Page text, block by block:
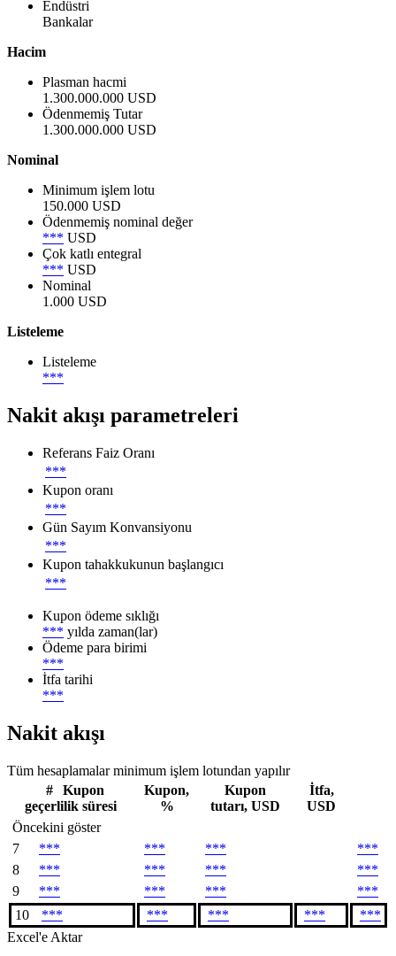
Endüstri
Bankalar
Hacim
Plasman hacmi
1.300.000.000 USD
Ödenmemiş Tutar
1.300.000.000 USD
Nominal
Minimum işlem lotu
150.000 USD
Ödenmemiş nominal değer
*** USD
Çok katlı entegral
*** USD
Nominal
1.000 USD
Listeleme
Listeleme
***
Nakit akışı parametreleri
Referans Faiz Oranı
***
Kupon oranı
***
Gün Sayım Konvansiyonu
***
Kupon tahakkukunun başlangıcı
***
Kupon ödeme sıklığı
*** yılda zaman(lar)
Ödeme para birimi
***
İtfa tarihi
***
Nakit akışı
Tüm hesaplamalar minimum işlem lotundan yapılır
#
Kupon
geçerlilik süresi
Kupon,
%
Kupon
tutarı, USD
İtfa,
USD
Öncekini göster
7
*** *** ***
***
8
*** *** ***
***
9
*** *** ***
***
10
*** *** *** ***
***
Excel'e Aktar